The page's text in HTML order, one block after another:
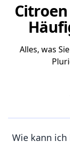
Alles, was
Wie kann